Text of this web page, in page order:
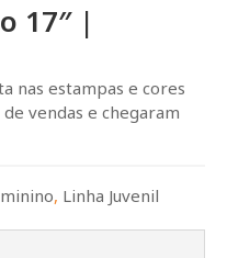
17″ |
nas estampas e cores
vendas e chegaram
, Linha Juvenil